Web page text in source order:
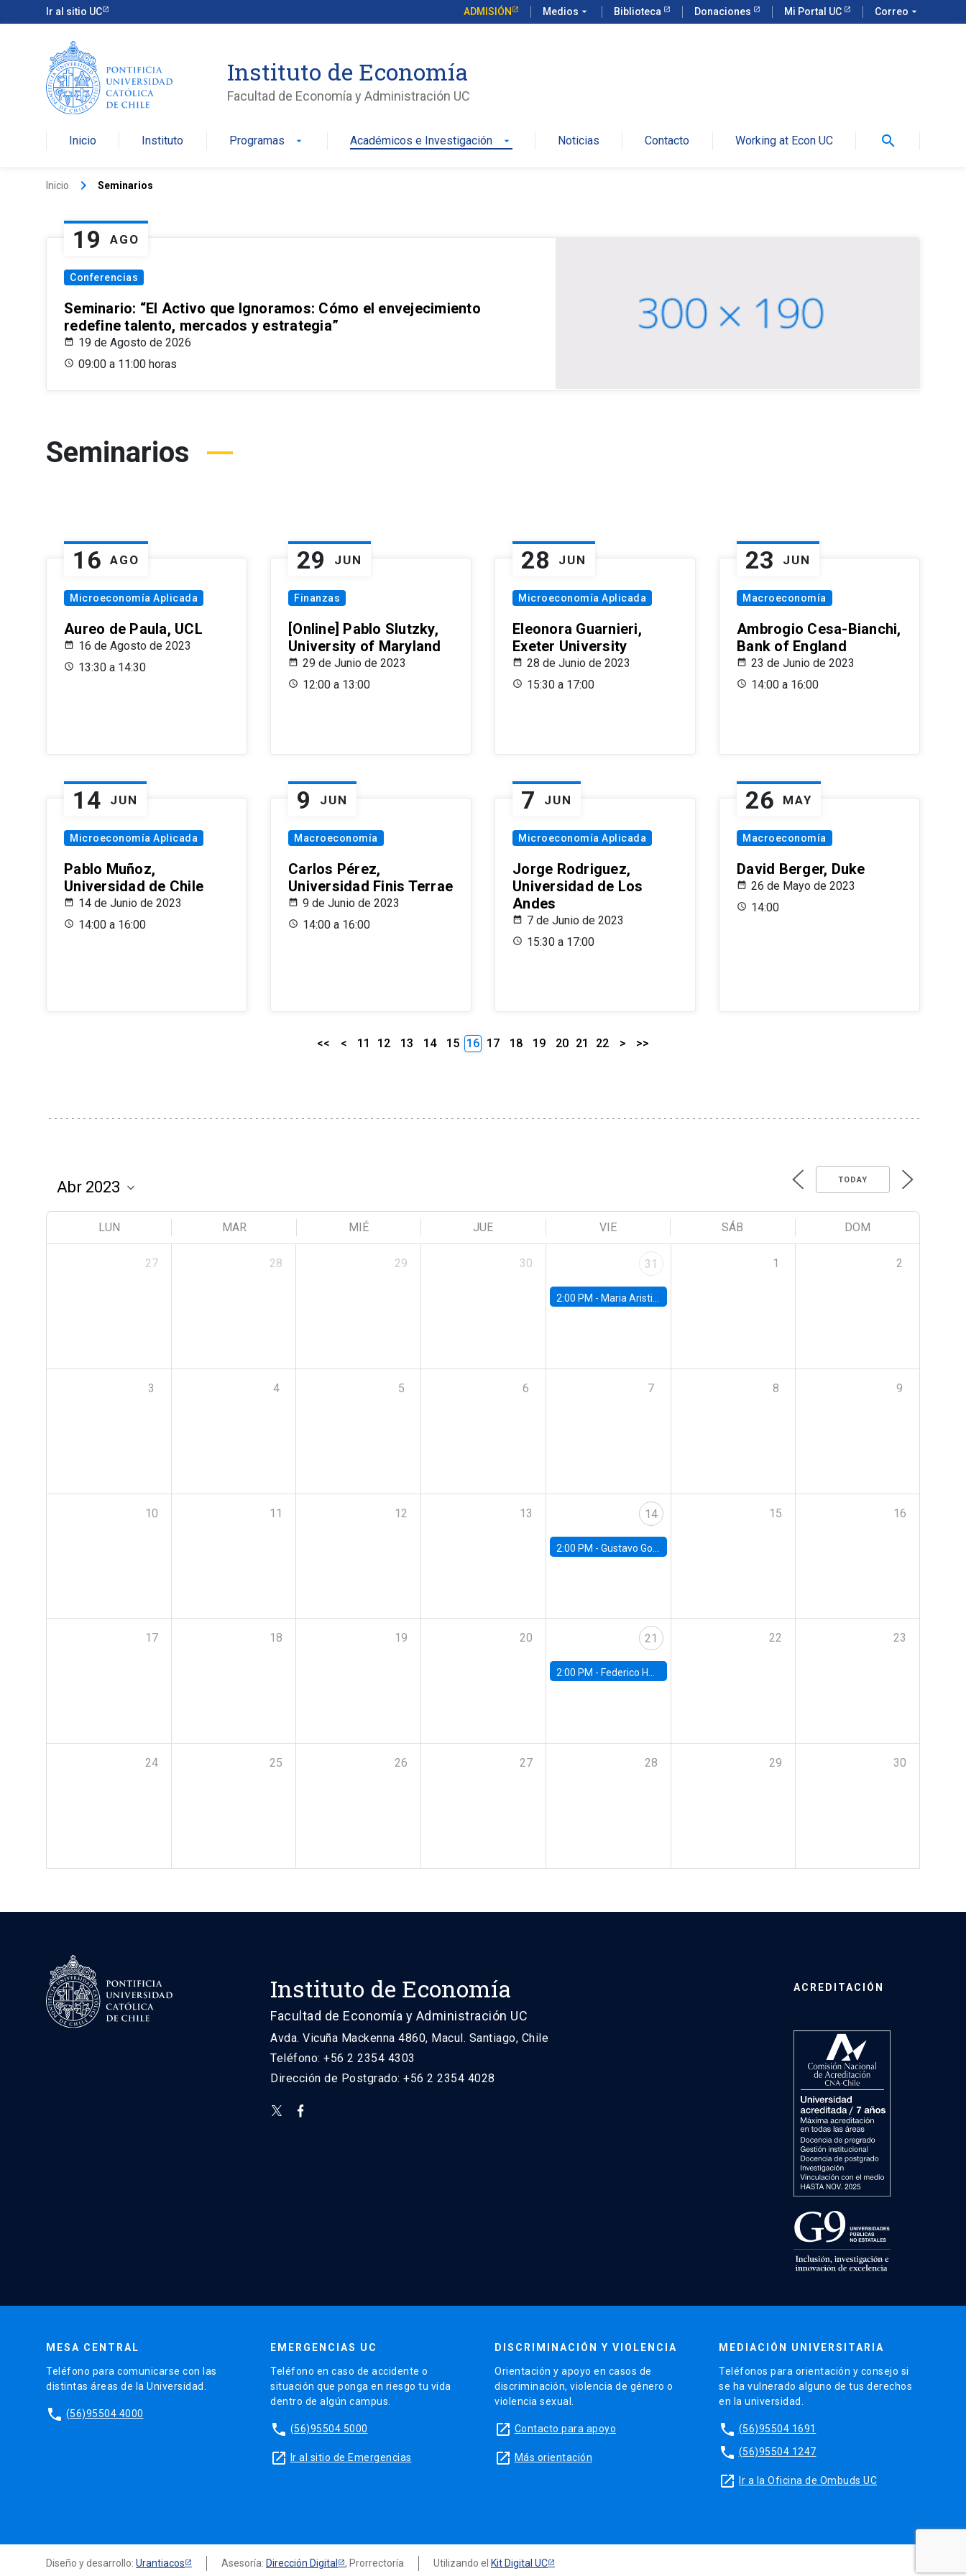
Ir al sitio UC ADMISIÓN Medios arrow_drop_down Biblioteca Donaciones Mi Portal UC Correo arrow_drop_down
Instituto de Economía
Facultad de Economía y Administración UC
Inicio Instituto Programas arrow_drop_down Académicos e Investigación arrow_drop_down Noticias Contacto Working at Econ UC search
Inicio keyboard_arrow_right Seminarios
19 AGO
Conferencias
Seminario: “El Activo que Ignoramos: Cómo el envejecimiento
redefine talento, mercados y estrategia”
19 de Agosto de 2026
09:00 a 11:00 horas
Seminarios
16 AGO
Microeconomía Aplicada
Aureo de Paula, UCL
16 de Agosto de 2023
13:30 a 14:30
29 JUN
Finanzas
[Online] Pablo Slutzky,
University of Maryland
29 de Junio de 2023
12:00 a 13:00
28 JUN
Microeconomía Aplicada
Eleonora Guarnieri,
Exeter University
28 de Junio de 2023
15:30 a 17:00
23 JUN
Macroeconomía
Ambrogio Cesa-Bianchi,
Bank of England
23 de Junio de 2023
14:00 a 16:00
14 JUN
Microeconomía Aplicada
Pablo Muñoz,
Universidad de Chile
14 de Junio de 2023
14:00 a 16:00
9 JUN
Macroeconomía
Carlos Pérez,
Universidad Finis Terrae
9 de Junio de 2023
14:00 a 16:00
7 JUN
Microeconomía Aplicada
Jorge Rodriguez,
Universidad de Los
Andes
7 de Junio de 2023
15:30 a 17:00
26 MAY
Macroeconomía
David Berger, Duke
26 de Mayo de 2023
14:00
<< < 11 12 13 14 15 16 17 18 19 20 21 22 > >>
TODAY
LUN MAR MIÉ JUE VIE SÁB DOM
27 28 29 30 31
2:00 PM - Maria Aristizabal-Ramirez, FED Board
1 2
3 4 5 6 7 8 9
10 11 12 13 14
2:00 PM - Gustavo González - Banco Central de Chile
15 16
17 18 19 20 21
2:00 PM - Federico Huneeus - Banco Central de Chile
22 23
24 25 26 27 28 29 30
Instituto de Economía
Facultad de Economía y Administración UC
Avda. Vicuña Mackenna 4860, Macul. Santiago, Chile
Teléfono: +56 2 2354 4303
Dirección de Postgrado: +56 2 2354 4028
ACREDITACIÓN
MESA CENTRAL
Teléfono para comunicarse con las
distintas áreas de la Universidad.
phone (56)95504 4000
EMERGENCIAS UC
Teléfono en caso de accidente o
situación que ponga en riesgo tu vida
dentro de algún campus.
phone (56)95504 5000
launch Ir al sitio de Emergencias
DISCRIMINACIÓN Y VIOLENCIA
Orientación y apoyo en casos de
discriminación, violencia de género o
violencia sexual.
launch Contacto para apoyo
launch Más orientación
MEDIACIÓN UNIVERSITARIA
Teléfonos para orientación y consejo si
se ha vulnerado alguno de tus derechos
en la universidad.
phone (56)95504 1691
phone (56)95504 1247
launch Ir a la Oficina de Ombuds UC
Diseño y desarrollo: Urantiacos Asesoría: Dirección Digital , Prorrectoría Utilizando el Kit Digital UC